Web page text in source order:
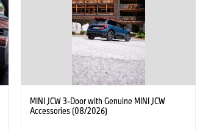
MINI JCW 3-Door with Genuine MINI JCW
Accessories (08/2026)